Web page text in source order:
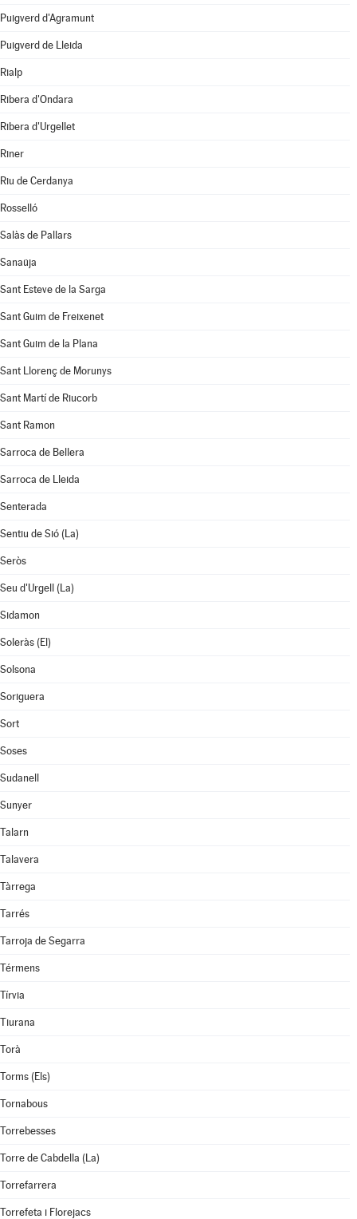
Puigverd d'Agramunt
Puigverd de Lleida
Rialp
Ribera d'Ondara
Ribera d'Urgellet
Riner
Riu de Cerdanya
Rosselló
Salàs de Pallars
Sanaüja
Sant Esteve de la Sarga
Sant Guim de Freixenet
Sant Guim de la Plana
Sant Llorenç de Morunys
Sant Martí de Riucorb
Sant Ramon
Sarroca de Bellera
Sarroca de Lleida
Senterada
Sentiu de Sió (La)
Seròs
Seu d'Urgell (La)
Sidamon
Soleràs (El)
Solsona
Soriguera
Sort
Soses
Sudanell
Sunyer
Talarn
Talavera
Tàrrega
Tarrés
Tarroja de Segarra
Térmens
Tírvia
Tiurana
Torà
Torms (Els)
Tornabous
Torrebesses
Torre de Cabdella (La)
Torrefarrera
Torrefeta i Florejacs